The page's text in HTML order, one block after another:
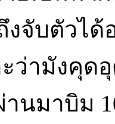
จับตัวได้
ว่ามังคุด
นมาบิม